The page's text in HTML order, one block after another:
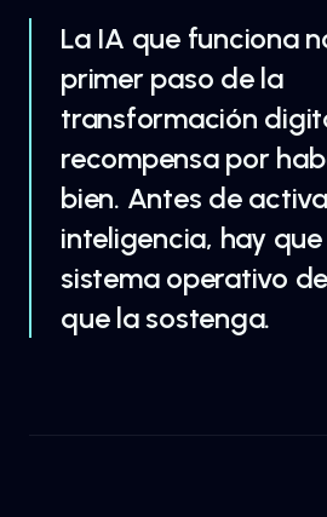
La IA que funciona
primer paso de la
transformación
recompensa por
bien. Antes de
inteligencia, hay
sistema operativo
que la sostenga.